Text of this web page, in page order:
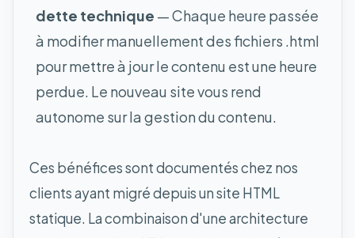
dette technique — Chaque heure passée
à modifier manuellement des fichiers .html
pour mettre à jour le contenu est une heure
perdue. Le nouveau site vous rend
autonome sur la gestion du contenu.
Ces bénéfices sont documentés chez nos
clients ayant migré depuis un site HTML
statique. La combinaison d'une architecture